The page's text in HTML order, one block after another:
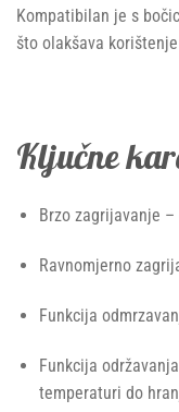
Kompatibilan je s
što olakšava
Ključne
Brzo zagrijavanje
Ravnomjerno
Funkcija
Funkcija
temperaturi do